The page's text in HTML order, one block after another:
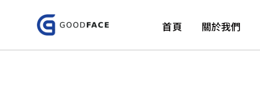
首頁 關於我們